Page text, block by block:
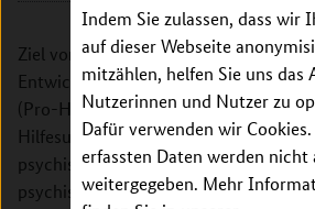
Indem Sie zulassen, dass wir
auf dieser Webseite
mitzählen, helfen Sie uns das
Nutzerinnen und Nutzer zu
Dafür verwenden wir
erfassten Daten werden
weitergegeben. Mehr
Ziel von Teilprojekt 1 des Pro-HEAD
Entwicklung und Evaluation einer
(Pro-HEAD online) zur Verbesserung
Hilfesuchverhaltens von Kindern und
psychischen Problemen. Jugendliche
psychischen Problemen im Alltag.